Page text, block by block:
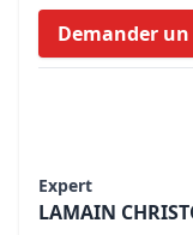
Demander
Expert
LAMAIN